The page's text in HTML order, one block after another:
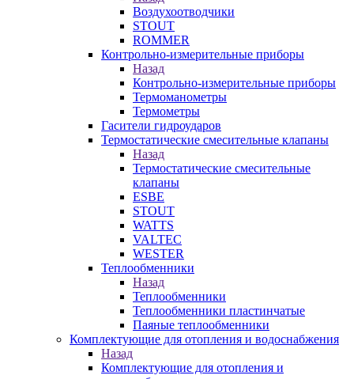
Воздухоотводчики
STOUT
ROMMER
Контрольно-измерительные приборы
Назад
Контрольно-измерительные приборы
Термоманометры
Термометры
Гасители гидроударов
Термостатические смесительные клапаны
Назад
Термостатические смесительные
клапаны
ESBE
STOUT
WATTS
VALTEC
WESTER
Теплообменники
Назад
Теплообменники
Теплообменники пластинчатые
Паяные теплообменники
Комплектующие для отопления и водоснабжения
Назад
Комплектующие для отопления и